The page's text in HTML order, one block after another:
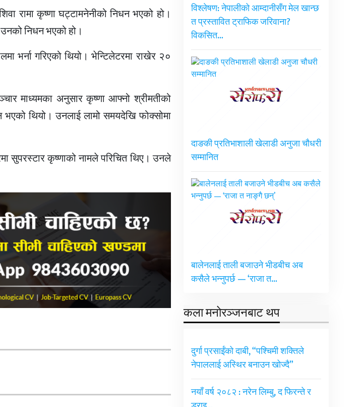
रामा कृष्णा घट्टामनेनीको निधन भएको हो।
निधन भएको हो।
भर्ना गरिएको थियो। भेन्टिलेटरमा राखेर २०
माध्यमका अनुसार कृष्णा आफ्नो श्रीमतीको
भएको थियो। उनलाई लामो समयदेखि फोक्सोमा
सुपरस्टार कृष्णाको नामले परिचित थिए। उनले
विश्लेषण: नेपालीको आम्दानीसँग मेल खान्छ
त प्रस्तावित ट्राफिक जरिवाना?
विकसित…
दाङकी प्रतिभाशाली खेलाडी अनुजा चौधरी
सम्मानित
बालेनलाई ताली बजाउने भीडबीच अब
कसैले भन्नुपर्छ — ‘राजा त…
कला मनोरञ्जनबाट थप
दुर्गा प्रसाईंको दाबी, “पश्चिमी शक्तिले
नेपाललाई अस्थिर बनाउन खोज्दै”
नयाँ वर्ष २०८२ : नरेन लिम्बु, द फिरन्ते र